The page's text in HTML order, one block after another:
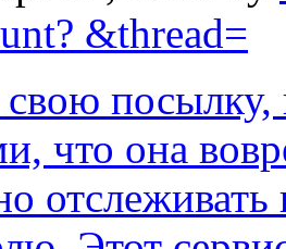
&thread=
что она